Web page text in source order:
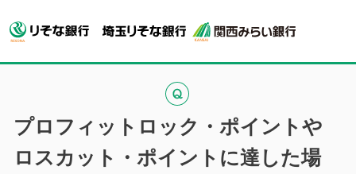
プロフィットロック・ポイントや
ロスカット・ポイントに達した場